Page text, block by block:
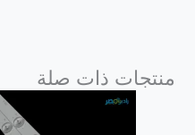
منتجات ذات صلة